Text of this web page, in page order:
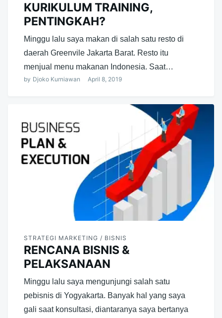
KURIKULUM TRAINING,
PENTINGKAH?
Minggu lalu saya makan di salah satu resto di
daerah Greenvile Jakarta Barat. Resto itu
menjual menu makanan Indonesia. Saat…
by Djoko Kurniawan April 8, 2019
STRATEGI MARKETING / BISNIS
RENCANA BISNIS &
PELAKSANAAN
Minggu lalu saya mengunjungi salah satu
pebisnis di Yogyakarta. Banyak hal yang saya
gali saat konsultasi, diantaranya saya bertanya